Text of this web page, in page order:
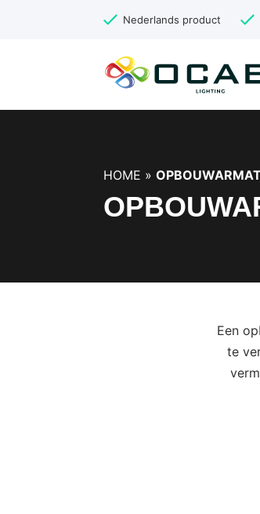
Nederlands product
HOME »
Een
te